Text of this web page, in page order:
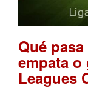
Qué
empata o
Leagues